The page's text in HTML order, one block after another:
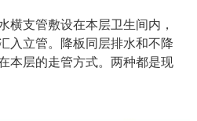
横支管敷设在本层卫生间内，
入立管。降板同层排水和不降
本层的走管方式。两种都是现